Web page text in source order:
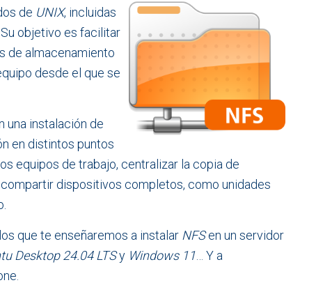
de UNIX, incluidas
Su objetivo es facilitar
de almacenamiento
desde el que se
una instalación de
en distintos puntos
equipos de trabajo, centralizar la copia de
dispositivos completos, como unidades
que te enseñaremos a instalar NFSen un servidor
Desktop24.04 LTSy Windows 11 … Y a